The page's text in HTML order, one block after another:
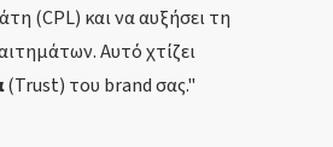
(CPL) και να αυξήσει τη
Αυτό χτίζει
(Trust) του brand σας."